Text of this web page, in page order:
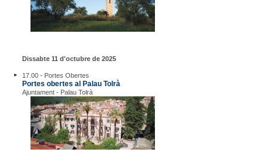
Dissabte 11 d'octubre de 2025
17.00 - Portes Obertes
Portes obertes al Palau Tolrà
Ajuntament - Palau Tolrà